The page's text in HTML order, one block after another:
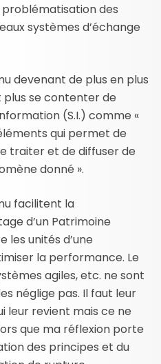
des
systèmes d’échange
devenant de plus en plus
plus se contenter de
(S.I.) comme «
qui permet de
traiter et de diffuser de
donné ».
facilitent la
d’un Patrimoine
unités d’une
la performance. Le
agiles, etc. ne sont
néglige pas. Il faut leur
leur revient mais ce ne
que ma réflexion porte
des principes et du